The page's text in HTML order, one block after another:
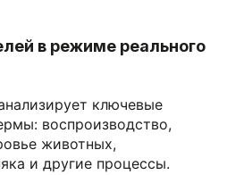
в режиме реального
ключевые
воспроизводство,
животных,
и другие процессы.